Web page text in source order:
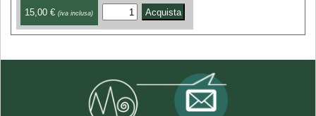
15,00 € (iva inclusa)